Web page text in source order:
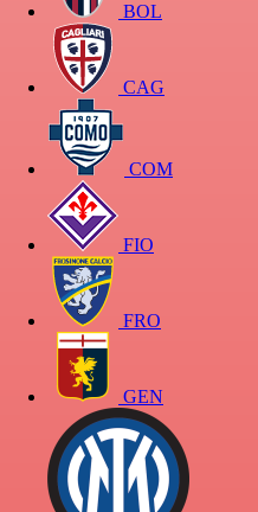
BOL
CAG
COM
FIO
FRO
GEN